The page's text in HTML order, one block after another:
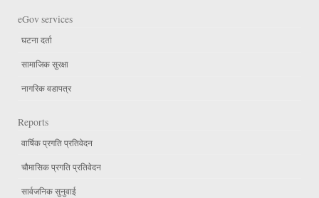
eGov services
घटना दर्ता
सामाजिक सुरक्षा
नागरिक वडापत्र
Reports
वार्षिक प्रगति प्रतिवेदन
चौमासिक प्रगति प्रतिवेदन
सार्वजनिक सुनुवाई